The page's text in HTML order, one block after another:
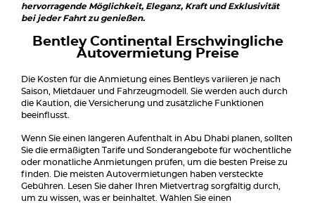
hervorragende Möglichkeit, Eleganz, Kraft und Exklusivität
bei jeder Fahrt zu genießen.
Bentley Continental Erschwingliche
Autovermietung Preise
Die Kosten für die Anmietung eines Bentleys variieren je nach
Saison, Mietdauer und Fahrzeugmodell. Sie werden auch durch
die Kaution, die Versicherung und zusätzliche Funktionen
beeinflusst.
Wenn Sie einen längeren Aufenthalt in Abu Dhabi planen, sollten
Sie die ermäßigten Tarife und Sonderangebote für wöchentliche
oder monatliche Anmietungen prüfen, um die besten Preise zu
finden. Die meisten Autovermietungen haben versteckte
Gebühren. Lesen Sie daher Ihren Mietvertrag sorgfältig durch,
um zu wissen, was er beinhaltet. Wählen Sie einen